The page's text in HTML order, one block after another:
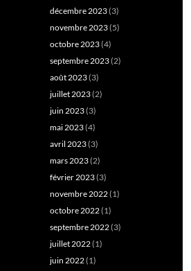
décembre 2023(3)
novembre 2023(5)
octobre 2023(4)
septembre 2023(2)
août 2023(3)
juillet 2023(2)
juin 2023(3)
mai 2023(4)
avril 2023(3)
mars 2023(2)
février 2023(3)
novembre 2022(1)
octobre 2022(1)
septembre 2022(3)
juillet 2022(1)
juin 2022(1)